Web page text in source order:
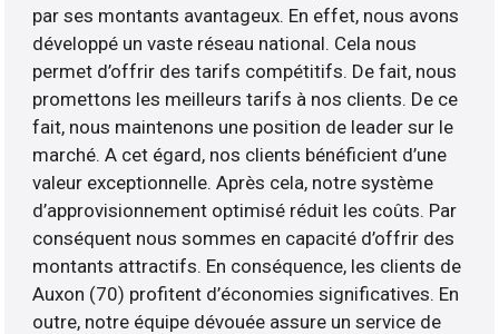
par ses montants avantageux. En effet, nous avons
développé un vaste réseau national. Cela nous
permet d’offrir des tarifs compétitifs. De fait, nous
promettons les meilleurs tarifs à nos clients. De ce
fait, nous maintenons une position de leader sur le
marché. A cet égard, nos clients bénéficient d’une
valeur exceptionnelle. Après cela, notre système
d’approvisionnement optimisé réduit les coûts. Par
conséquent nous sommes en capacité d’offrir des
montants attractifs. En conséquence, les clients de
Auxon (70) profitent d’économies significatives. En
outre, notre équipe dévouée assure un service de